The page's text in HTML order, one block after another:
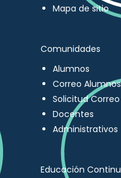
Mapa de sitio
Comunidades
Alumnos
Correo
Solicitud Correo
Docentes
Administrativos
Educación